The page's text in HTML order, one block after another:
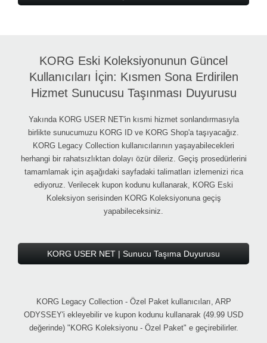
KORG Eski Koleksiyonunun Güncel
Kullanıcıları İçin: Kısmen Sona Erdirilen
Hizmet Sunucusu Taşınması Duyurusu
Yakında KORG USER NET'in kısmi hizmet sonlandırmasıyla
birlikte sunucumuzu KORG ID ve KORG Shop'a taşıyacağız.
KORG Legacy Collection kullanıcılarının yaşayabilecekleri
herhangi bir rahatsızlıktan dolayı özür dileriz. Geçiş prosedürlerini
tamamlamak için aşağıdaki sayfadaki talimatları izlemenizi rica
ediyoruz. Verilecek kupon kodunu kullanarak, KORG Eski
Koleksiyon serisinden KORG Koleksiyonuna geçiş
yapabileceksiniz.
KORG USER NET | Sunucu Taşıma Duyurusu
KORG Legacy Collection - Özel Paket kullanıcıları, ARP
ODYSSEY'i ekleyebilir ve kupon kodunu kullanarak (49.99 USD
değerinde) "KORG Koleksiyonu - Özel Paket" e geçirebilirler.